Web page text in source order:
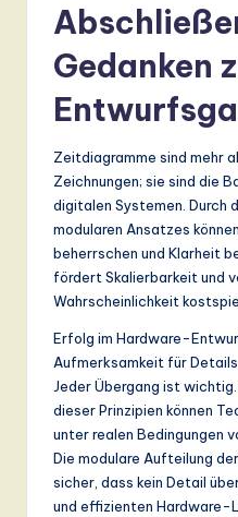
Gedanken
Zeitdiagramme sind mehr
Zeichnungen; sie sind die
digitalen Systemen. Durch
modularen Ansatzes
beherrschen und Klarheit
fördert Skalierbarkeit und
Wahrscheinlichkeit
Erfolg im Hardware-
Aufmerksamkeit für
Jeder Übergang ist
dieser Prinzipien können
unter realen Bedingungen
Die modulare Aufteilung
sicher, dass kein Detail
und effizienten Hardware-